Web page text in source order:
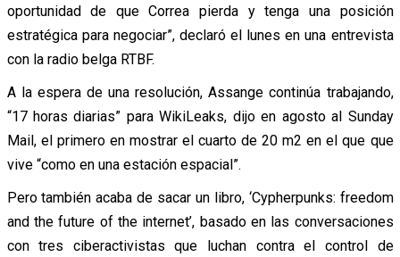
oportunidad de que Correa pierda y tenga una posición
estratégica para negociar”, declaró el lunes en una entrevista
con la radio belga RTBF.
A la espera de una resolución, Assange continúa trabajando,
“17 horas diarias” para WikiLeaks, dijo en agosto al Sunday
Mail, el primero en mostrar el cuarto de 20 m2 en el que que
vive “como en una estación espacial”.
Pero también acaba de sacar un libro, ‘Cypherpunks: freedom
and the future of the internet’, basado en las conversaciones
con tres ciberactivistas que luchan contra el control de